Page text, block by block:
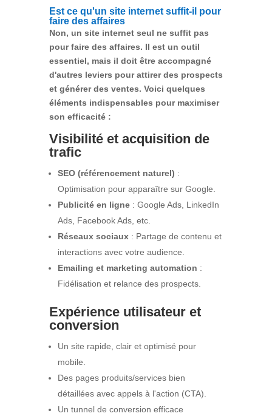
Est ce qu'un site internet suffit-il pour
faire des affaires
Non, un site internet seul ne suffit pas
pour faire des affaires. Il est un outil
essentiel, mais il doit être accompagné
d'autres leviers pour attirer des prospects
et générer des ventes. Voici quelques
éléments indispensables pour maximiser
son efficacité :
Visibilité et acquisition de
trafic
SEO (référencement naturel) :
Optimisation pour apparaître sur Google.
Publicité en ligne: Google Ads, LinkedIn
Ads, Facebook Ads, etc.
Réseaux sociaux: Partage de contenu et
interactions avec votre audience.
Emailing et marketing automation :
Fidélisation et relance des prospects.
Expérience utilisateur et
conversion
Un site rapide, clair et optimisé pour
mobile.
Des pages produits/services bien
détaillées avec appels à l'action (CTA).
Un tunnel de conversion efficace